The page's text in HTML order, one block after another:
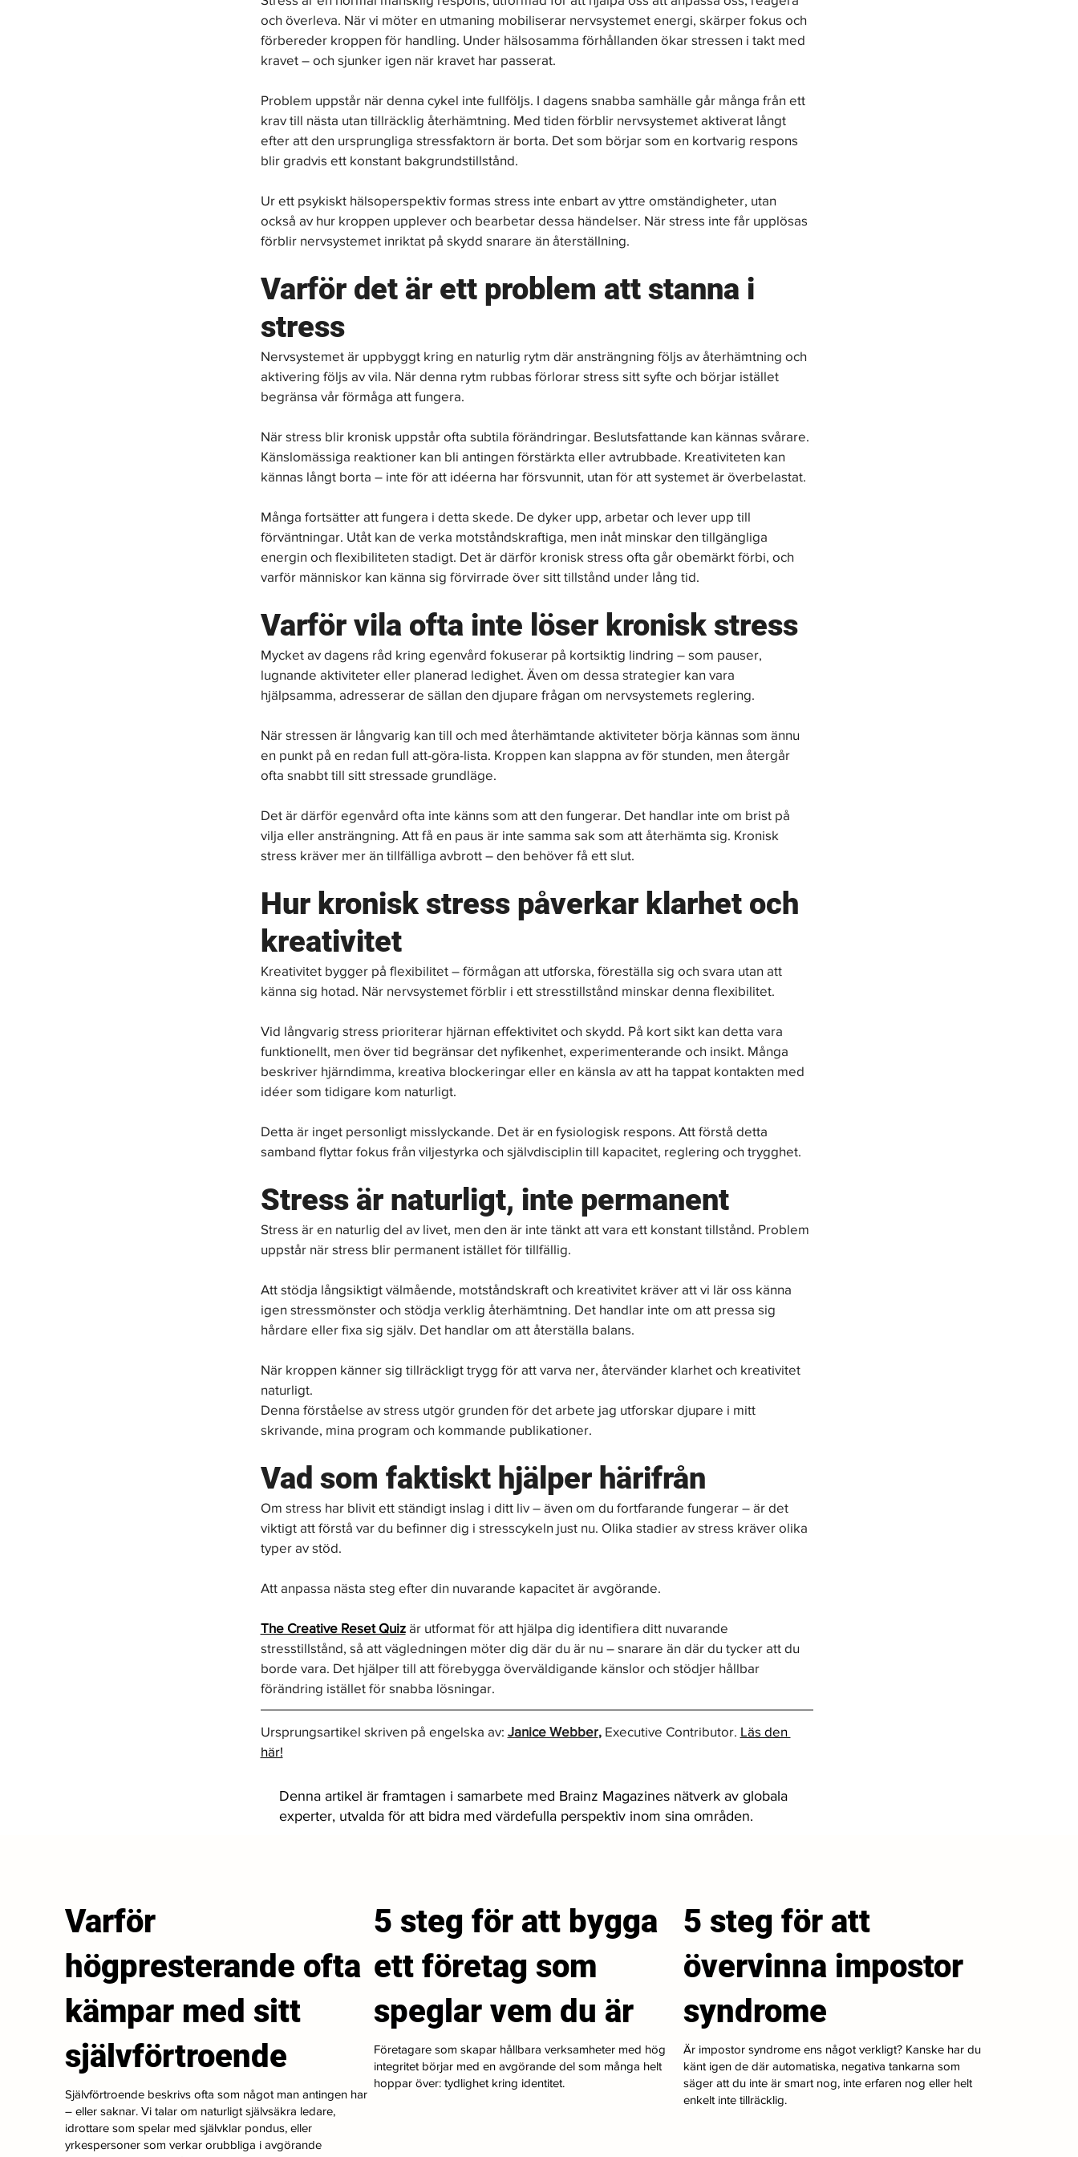
och överleva. När vi möter en utmaning mobiliserar nervsystemet energi, skärper fokus och
förbereder kroppen för handling. Under hälsosamma förhållanden ökar stressen i takt med
kravet – och sjunker igen när kravet har passerat.
Problem uppstår när denna cykel inte fullföljs. I dagens snabba samhälle går många från ett
krav till nästa utan tillräcklig återhämtning. Med tiden förblir nervsystemet aktiverat långt
efter att den ursprungliga stressfaktorn är borta. Det som börjar som en kortvarig respons
blir gradvis ett konstant bakgrundstillstånd.
Ur ett psykiskt hälsoperspektiv formas stress inte enbart av yttre omständigheter, utan
också av hur kroppen upplever och bearbetar dessa händelser. När stress inte får upplösas
förblir nervsystemet inriktat på skydd snarare än återställning.
Varför det är ett problem att stanna i
stress
Nervsystemet är uppbyggt kring en naturlig rytm där ansträngning följs av återhämtning och
aktivering följs av vila. När denna rytm rubbas förlorar stress sitt syfte och börjar istället
begränsa vår förmåga att fungera.
När stress blir kronisk uppstår ofta subtila förändringar. Beslutsfattande kan kännas svårare.
Känslomässiga reaktioner kan bli antingen förstärkta eller avtrubbade. Kreativiteten kan
kännas långt borta – inte för att idéerna har försvunnit, utan för att systemet är överbelastat.
Många fortsätter att fungera i detta skede. De dyker upp, arbetar och lever upp till
förväntningar. Utåt kan de verka motståndskraftiga, men inåt minskar den tillgängliga
energin och flexibiliteten stadigt. Det är därför kronisk stress ofta går obemärkt förbi, och
varför människor kan känna sig förvirrade över sitt tillstånd under lång tid.
Varför vila ofta inte löser kronisk stress
Mycket av dagens råd kring egenvård fokuserar på kortsiktig lindring – som pauser,
lugnande aktiviteter eller planerad ledighet. Även om dessa strategier kan vara
hjälpsamma, adresserar de sällan den djupare frågan om nervsystemets reglering.
När stressen är långvarig kan till och med återhämtande aktiviteter börja kännas som ännu
en punkt på en redan full att-göra-lista. Kroppen kan slappna av för stunden, men återgår
ofta snabbt till sitt stressade grundläge.
Det är därför egenvård ofta inte känns som att den fungerar. Det handlar inte om brist på
vilja eller ansträngning. Att få en paus är inte samma sak som att återhämta sig. Kronisk
stress kräver mer än tillfälliga avbrott – den behöver få ett slut.
Hur kronisk stress påverkar klarhet och
kreativitet
Kreativitet bygger på flexibilitet – förmågan att utforska, föreställa sig och svara utan att
känna sig hotad. När nervsystemet förblir i ett stresstillstånd minskar denna flexibilitet.
Vid långvarig stress prioriterar hjärnan effektivitet och skydd. På kort sikt kan detta vara
funktionellt, men över tid begränsar det nyfikenhet, experimenterande och insikt. Många
beskriver hjärndimma, kreativa blockeringar eller en känsla av att ha tappat kontakten med
idéer som tidigare kom naturligt.
Detta är inget personligt misslyckande. Det är en fysiologisk respons. Att förstå detta
samband flyttar fokus från viljestyrka och självdisciplin till kapacitet, reglering och trygghet.
Stress är naturligt, inte permanent
Stress är en naturlig del av livet, men den är inte tänkt att vara ett konstant tillstånd. Problem
uppstår när stress blir permanent istället för tillfällig.
Att stödja långsiktigt välmående, motståndskraft och kreativitet kräver att vi lär oss känna
igen stressmönster och stödja verklig återhämtning. Det handlar inte om att pressa sig
hårdare eller fixa sig själv. Det handlar om att återställa balans.
När kroppen känner sig tillräckligt trygg för att varva ner, återvänder klarhet och kreativitet
naturligt.
Denna förståelse av stress utgör grunden för det arbete jag utforskar djupare i mitt
skrivande, mina program och kommande publikationer.
Vad som faktiskt hjälper härifrån
Om stress har blivit ett ständigt inslag i ditt liv – även om du fortfarande fungerar – är det
viktigt att förstå var du befinner dig i stresscykeln just nu. Olika stadier av stress kräver olika
typer av stöd.
Att anpassa nästa steg efter din nuvarande kapacitet är avgörande.
The Creative Reset Quiz är utformat för att hjälpa dig identifiera ditt nuvarande
stresstillstånd, så att vägledningen möter dig där du är nu – snarare än där du tycker att du
borde vara. Det hjälper till att förebygga överväldigande känslor och stödjer hållbar
förändring istället för snabba lösningar.
Ursprungsartikel skriven på engelska av: Janice Webber, Executive Contributor. Läs den
här!
Denna artikel är framtagen i samarbete med Brainz Magazines nätverk av globala
experter, utvalda för att bidra med värdefulla perspektiv inom sina områden.
Varför
högpresterande ofta
kämpar med sitt
självförtroende
Självförtroende beskrivs ofta som något man antingen har
– eller saknar. Vi talar om naturligt självsäkra ledare,
idrottare som spelar med självklar pondus, eller
yrkespersoner som verkar orubbliga i avgörande
5 steg för att bygga
ett företag som
speglar vem du är
Företagare som skapar hållbara verksamheter med hög
integritet börjar med en avgörande del som många helt
hoppar över: tydlighet kring identitet.
5 steg för att
övervinna impostor
syndrome
Är impostor syndrome ens något verkligt? Kanske har du
känt igen de där automatiska, negativa tankarna som
säger att du inte är smart nog, inte erfaren nog eller helt
enkelt inte tillräcklig.